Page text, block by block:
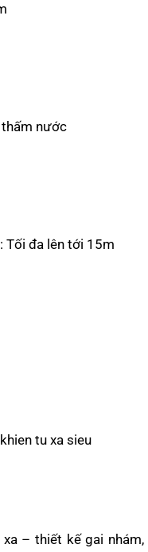
nước
Tối đa lên tới 15m
– thiết kế gai nhám,